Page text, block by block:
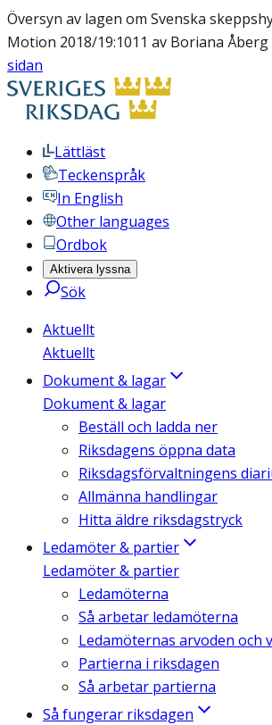
Översyn av lagen om Svenska
Motion 2018/19:1011 av Boriana Åberg
sidan
Lättläst
Teckenspråk
In English
Other languages
Ordbok
Aktivera lyssna
Sök
Aktuellt
Aktuellt
Dokument & lagar
Dokument & lagar
Beställ och ladda ner
Riksdagens öppna data
Riksdagsförvaltningens
Allmänna handlingar
Hitta äldre riksdagstryck
Ledamöter & partier
Ledamöter & partier
Ledamöterna
Så arbetar ledamöterna
Ledamöternas arvoden och
Partierna i riksdagen
Så arbetar partierna
Så fungerar riksdagen